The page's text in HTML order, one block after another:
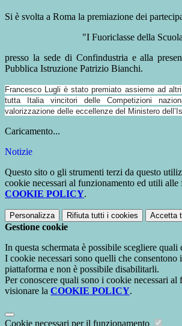
Si è svolta a Roma la premiazione dei
"I Fuoriclasse della
presso la sede di Confindustria e alla
Pubblica Istruzione Patrizio Bianchi.
Francesco Lugli è stato premiato assieme ad
tutta Italia vincitori delle Competizioni
valorizzazione delle eccellenze del Ministero
Caricamento...
Notizie
Questo sito o gli strumenti terzi da questo
cookie necessari al funzionamento ed utili
COOKIE POLICY.
Personalizza Rifiuta tutti i cookies Accetta
Gestione cookie
In questa schermata è possibile scegliere quali
I cookie necessari sono quelli che consentono
piattaforma e non è possibile disabilitarli.
Per conoscere quali sono i cookie necessari al
visionare la COOKIE POLICY.
Cookie necessari per il funzionamento